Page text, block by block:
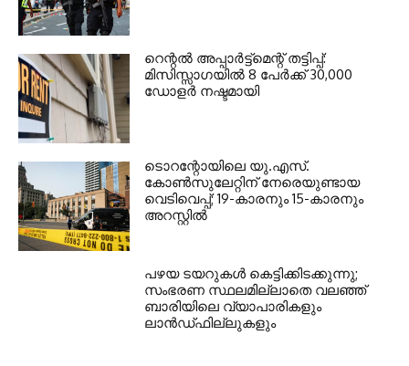
റെന്റല്‍ അപ്പാര്‍ട്ട്‌മെന്റ് തട്ടിപ്പ്:
മിസിസ്സാഗയില്‍ 8 പേര്‍ക്ക് 30,000
ഡോളര്‍ നഷ്ടമായി
ടൊറന്റോയിലെ യു.എസ്.
കോൺസുലേറ്റിന് നേരെയുണ്ടായ
വെടിവെപ്പ്; 19-കാരനും 15-കാരനും
അറസ്റ്റിൽ
പഴയ ടയറുകള്‍ കെട്ടിക്കിടക്കുന്നു;
സംഭരണ സ്ഥലമില്ലാതെ വലഞ്ഞ്
ബാരിയിലെ വ്യാപാരികളും
ലാന്‍ഡ്ഫില്ലുകളും